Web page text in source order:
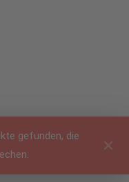
gefunden, die